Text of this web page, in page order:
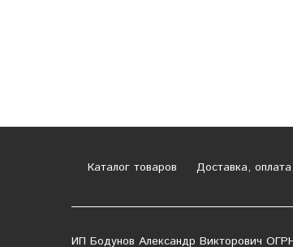
Каталог товаров Доставка,
ИП Бодунов Александр Викторович